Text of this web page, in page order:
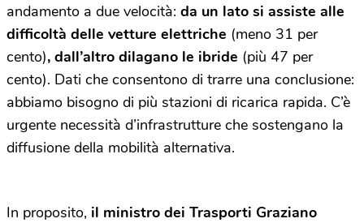
andamento a due velocità: da un lato si assiste alle
difficoltà delle vetture elettriche (meno 31 per
cento), dall’altro dilagano le ibride (più 47 per
cento). Dati che consentono di trarre una conclusione:
abbiamo bisogno di più stazioni di ricarica rapida. C’è
urgente necessità d’infrastrutture che sostengano la
diffusione della mobilità alternativa.
In proposito, il ministro dei Trasporti Graziano